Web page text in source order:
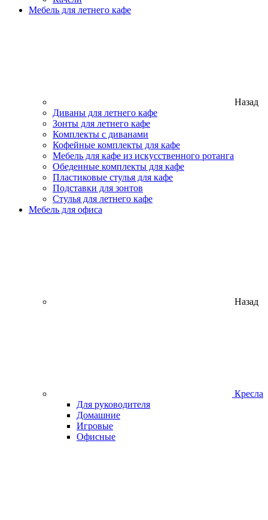
Мебель для летнего кафе
Назад
Диваны для летнего кафе
Зонты для летнего кафе
Комплекты с диванами
Кофейные комплекты для кафе
Мебель для кафе из искусственного ротанга
Обеденные комплекты для кафе
Пластиковые стулья для кафе
Подставки для зонтов
Стулья для летнего кафе
Мебель для офиса
Назад
Кресла
Для руководителя
Домашние
Игровые
Офисные